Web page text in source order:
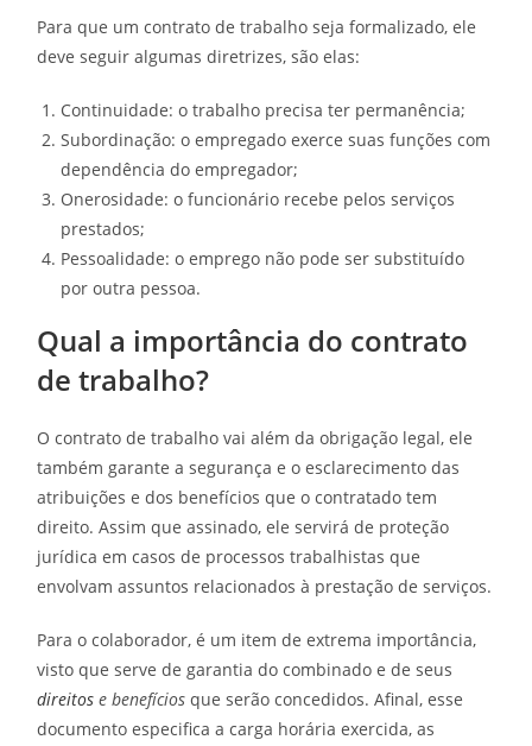
Para que um contrato de trabalho seja formalizado, ele
deve seguir algumas diretrizes, são elas:
Continuidade: o trabalho precisa ter permanência;
Subordinação: o empregado exerce suas funções com
dependência do empregador;
Onerosidade: o funcionário recebe pelos serviços
prestados;
Pessoalidade: o emprego não pode ser substituído
por outra pessoa.
Qual a importância do contrato
de trabalho?
O contrato de trabalho vai além da obrigação legal, ele
também garante a segurança e o esclarecimento das
atribuições e dos benefícios que o contratado tem
direito. Assim que assinado, ele servirá de proteção
jurídica em casos de processos trabalhistas que
envolvam assuntos relacionados à prestação de serviços.
Para o colaborador, é um item de extrema importância,
visto que serve de garantia do combinado e de seus
direitos e benefícios que serão concedidos. Afinal, esse
documento especifica a carga horária exercida, as